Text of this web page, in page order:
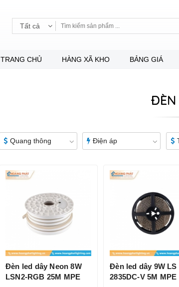
Tất cả
TRANG CHỦ HÀNG XÃ KHO BẢNG GIÁ
ĐÈN
Quang thông Điện áp
Đèn led dây Neon 8W
LSN2-RGB 25M MPE
Đèn led dây 9W LS
2835DC-V 5M MPE